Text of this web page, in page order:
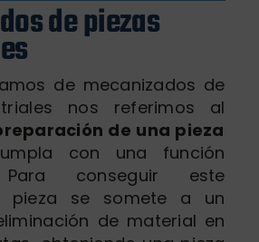
de piezas
de mecanizados de
nos referimos al
de una pieza
con una función
Para conseguir este
pieza se somete a un
de material en